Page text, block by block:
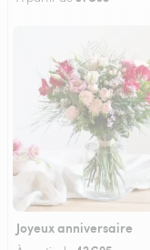
Joyeux anniversaire